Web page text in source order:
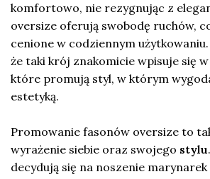
komfortowo, nie rezygnując z
oversize oferują swobodę ruchów,
cenione w codziennym
że taki krój znakomicie wpisuje się
które promują styl, w którym
estetyką.
Promowanie fasonów oversize to
wyrażenie siebie oraz swojego stylu
decydują się na noszenie